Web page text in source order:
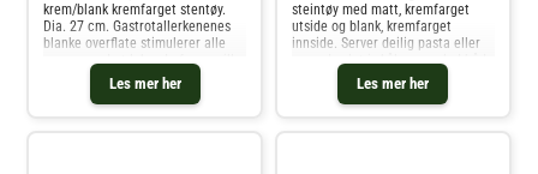
Les mer her
krem/blank kremfarget stentøy.
Dia. 27 cm. Gastrotallerkenenes
blanke overflate stimulerer alle
og den store spiseflaten gir plass
til mye kreativitet i anretningen.
Stentøyet er produ
Les mer her
steintøy med matt, kremfarget
utside og blank, kremfarget
innside. Server deilig pasta eller
deg selv og dem du spiser
sammen med. Kombiner den med
de andre fantastiske fargene i BI